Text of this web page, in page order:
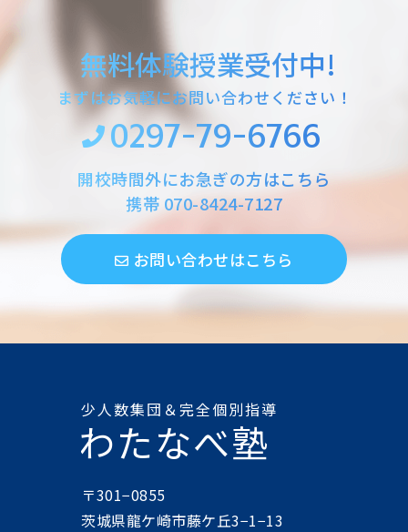
無料体験授業受付中!
まずはお気軽にお問い合わせください！
0297-79-6766
開校時間外にお急ぎの方はこちら
携帯 070-8424-7127
お問い合わせはこちら
少人数集団＆完全個別指導
わたなべ塾
〒301−0855
茨城県龍ケ崎市藤ケ丘3−1−13